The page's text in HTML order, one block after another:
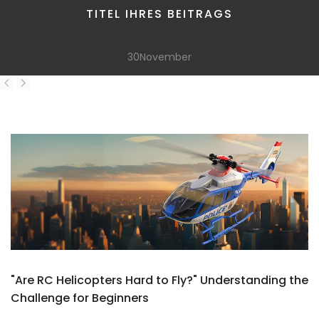
TITEL IHRES BEITRAGS
30November
"Are RC Helicopters Hard to Fly?" Understanding the
Challenge for Beginners